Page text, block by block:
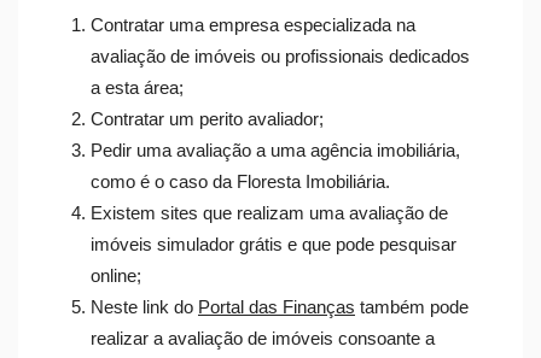
Contratar uma empresa especializada na
avaliação de imóveis ou profissionais dedicados
a esta área;
Contratar um perito avaliador;
Pedir uma avaliação a uma agência imobiliária,
como é o caso da Floresta Imobiliária.
Existem sites que realizam uma avaliação de
imóveis simulador grátis e que pode pesquisar
online;
Neste link do Portal das Finanças também pode
realizar a avaliação de imóveis consoante a